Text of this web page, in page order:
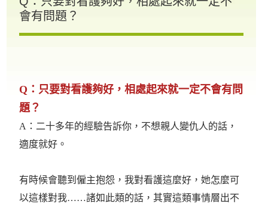
會有問題？
Q：只要對看護夠好，相處起來就一定不會有問
題？
A：二十多年的經驗告訴你，不想親人變仇人的話，
適度就好。
有時候會聽到僱主抱怨，我對看護這麼好，她怎麼可
以這樣對我……諸如此類的話，其實這類事情層出不